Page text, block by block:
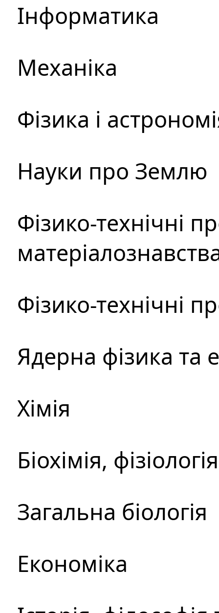
Інформатика
Механіка
Фізика і
Науки про Землю
Фізико-технічні
Фізико-технічні
Ядерна фізика та
Хімія
Біохімія,
Загальна біологія
Економіка